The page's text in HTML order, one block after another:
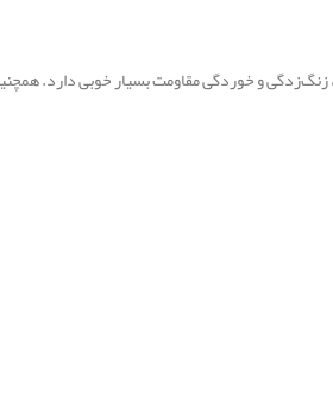
زنگ‌زدگی و خوردگی مقاومت بسیار خوبی دارد.